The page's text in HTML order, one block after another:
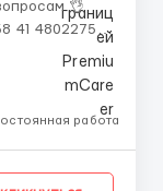
👌
41 4802275
Поддержан...
работа